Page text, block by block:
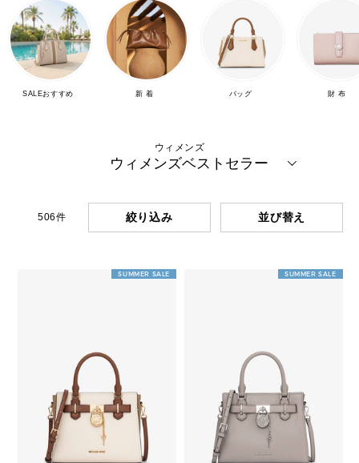
SALEおすすめ 新 着 バッグ 財 布
ウィメンズ
ウィメンズベストセラー
506件 絞り込み
SUMMER SALE SUMMER SALE